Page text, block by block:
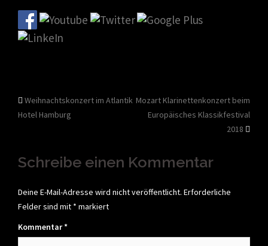
Beitragsnavigation
Weihnachtskonzert im Atlantik
Hotel Hamburg
Mozart Klarinettenkonzert beim
Europäisches Klassikfestival
2018
Schreibe einen Kommentar
Deine E-Mail-Adresse wird nicht veröffentlicht. Erforderliche
Felder sind mit * markiert
Kommentar*